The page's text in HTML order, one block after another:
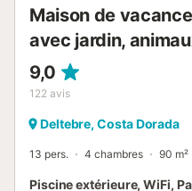
Maison de
avec jardin,
9,0
122 avis
Deltebre, Costa Dorada
13 pers. 4 chambres 90 m²
Piscine extérieure, WiFi,